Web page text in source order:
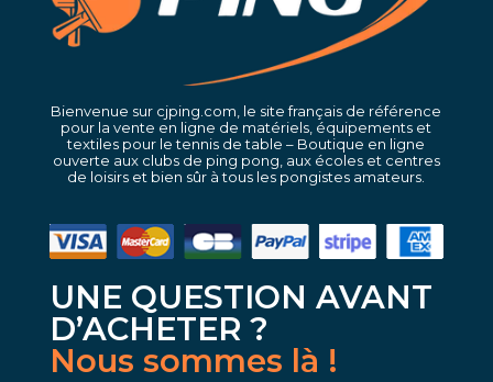
Bienvenue sur cjping.com, le site français de référence
pour la vente en ligne de matériels, équipements et
textiles pour le tennis de table – Boutique en ligne
ouverte aux clubs de ping pong, aux écoles et centres
de loisirs et bien sûr à tous les pongistes amateurs.
UNE QUESTION AVANT
D’ACHETER ?
Nous sommes là !